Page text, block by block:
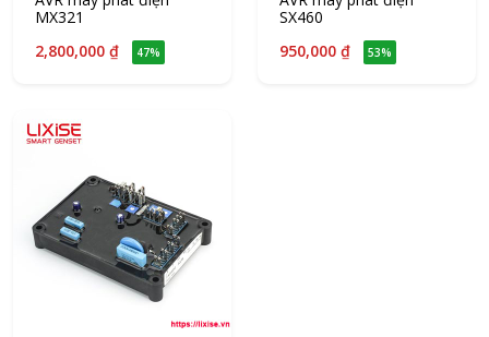
MX321
2,800,000 ₫
47%
SX460
950,000 ₫
53%